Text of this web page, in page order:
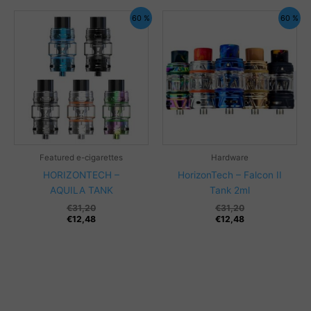
60 %
Featured e-cigarettes
HORIZONTECH –
AQUILA TANK
€31,20
€12,48
60 %
Hardware
HorizonTech – Falcon II
Tank 2ml
€31,20
€12,48